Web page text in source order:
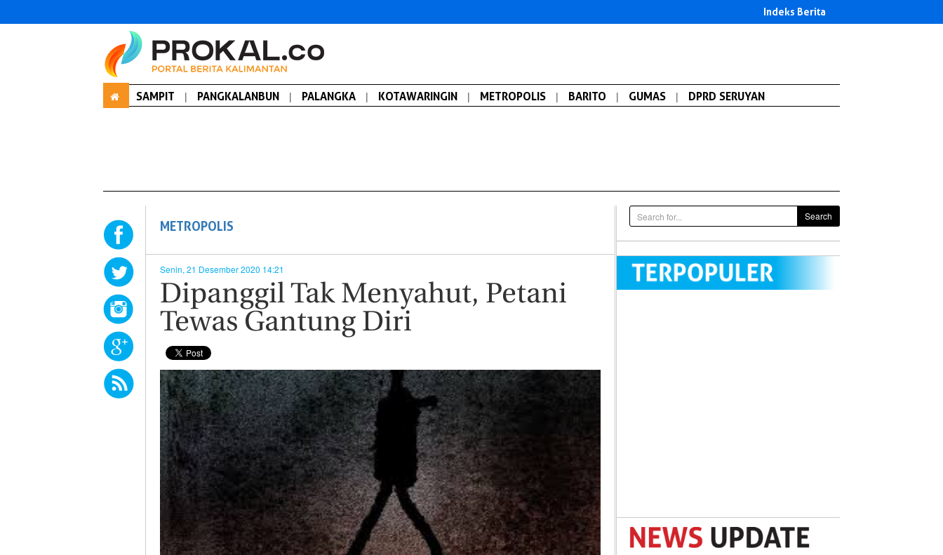
Indeks Berita
SAMPIT | PANGKALANBUN | PALANGKA | KOTAWARINGIN | METROPOLIS | BARITO | GUMAS | DPRD SERUYAN
METROPOLIS
Senin, 21 Desember 2020 14:21
Dipanggil Tak Menyahut, Petani
Tewas Gantung Diri
Search